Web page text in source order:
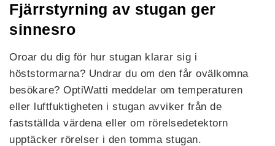
Fjärrstyrning av stugan ger
sinnesro
Oroar du dig för hur stugan klarar sig i
höststormarna? Undrar du om den får ovälkomna
besökare? OptiWatti meddelar om temperaturen
eller luftfuktigheten i stugan avviker från de
fastställda värdena eller om rörelsedetektorn
upptäcker rörelser i den tomma stugan.